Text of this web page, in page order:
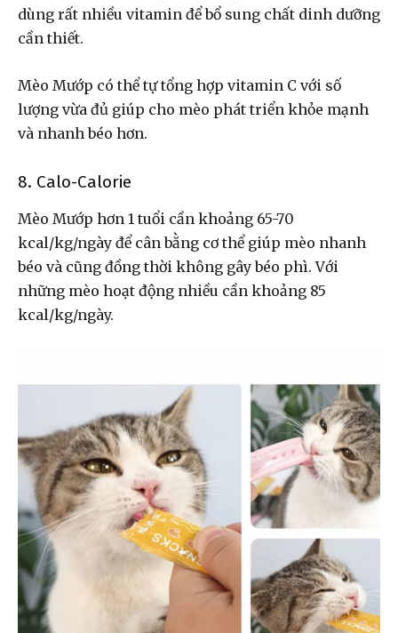
dùng rất nhiều vitamin để bổ sung chất dinh dưỡng
cần thiết.
Mèo Mướp có thể tự tổng hợp vitamin C với số
lượng vừa đủ giúp cho mèo phát triển khỏe mạnh
và nhanh béo hơn.
8. Calo-Calorie
Mèo Mướp hơn 1 tuổi cần khoảng 65-70
kcal/kg/ngày để cân bằng cơ thể giúp mèo nhanh
béo và cũng đồng thời không gây béo phì. Với
những mèo hoạt động nhiều cần khoảng 85
kcal/kg/ngày.